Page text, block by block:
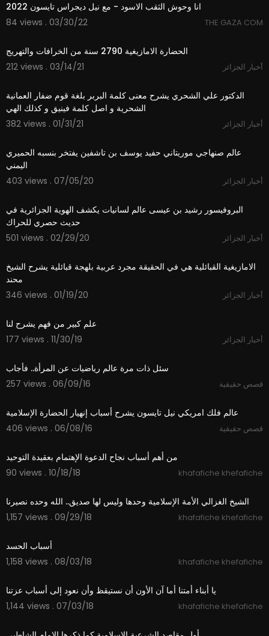
انا وحوش الثقب الاسود - مع نيل ديجراس تايسون 2022
84 views . 03/30/22
THE GAZA COM
الحضارة الامازيغية 2790 سنة من الخرافات والتهريج
212 views . 03/14/21
أخبار الجزائر
الدكتور علي الشحري يشرح معنى كلمة البربر بلغة قوم ضفار العمانية
الشحرية و اصل كلمة فينيق و كذلك الهي
382 views . 01/31/21
أخبار الجزائر
عالم صنهاجي موريتاني حفيد يوسف بن تاشفين يفتخر بنسبه الحميري
اليمني
403 views . 07/05/20
أخبار الجزائر
البروفيسور رشيد بن عيسى عالم لسانيات يكشف الهوية الجزائرية في
حديث حصري للحراك
501 views . 02/29/20
أخبار الجزائر
الامازيغية القبائلية هي في الحقيقة مجرد عربية بلهجة قبائلية يشرح الشيخ
محند
346 views . 01/19/20
أخبار الجزائر
علم كبير من فهم يشرح لنا
177 views . 11/30/19
أخبار الجزائر
سئل ذات مرة عالم رياضيات عن المرأة.. فأجاب
257 views . 06/09/16
قصص حقيقية
عالم فلك امريكي نيل تايسون يشرح أسباب إنهيار الحضارة الإسلامية
406 views . 06/08/16
قصص حقيقية
من أهم أسباب نجاح الدعوة الإهتمام بعقيدة التوحيد
90 views . 10/18/18
khafafiche khefafiche
الشيخ الغزالي الأمة الإسلامية وحدها وليس لها صديق.. الله وحده نصيرنا
1,157 views . 09/29/18
khafafiche khefafiche
أسباب الحسد
1,158 views . 08/03/18
khafafiche khefafiche
يا أبناء أمتنا أما آن الأون أن نستيقظ وأن نعود إلى أسباب عزتنا
1,144 views . 07/03/18
khafafiche khefafiche